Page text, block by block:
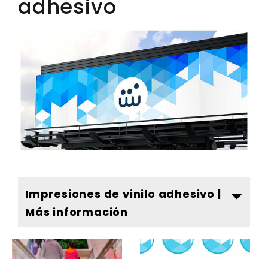
adhesivo
Impresiones de vinilo adhesivo |
Más información